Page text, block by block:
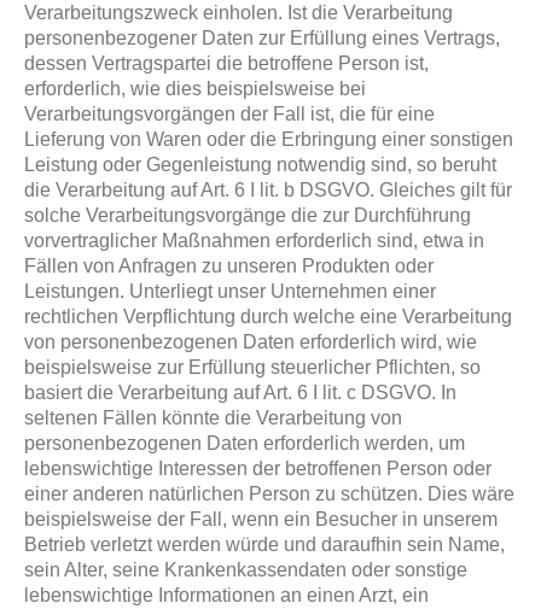
Verarbeitungszweck einholen. Ist die Verarbeitung
personenbezogener Daten zur Erfüllung eines Vertrags,
dessen Vertragspartei die betroffene Person ist,
erforderlich, wie dies beispielsweise bei
Verarbeitungsvorgängen der Fall ist, die für eine
Lieferung von Waren oder die Erbringung einer sonstigen
Leistung oder Gegenleistung notwendig sind, so beruht
die Verarbeitung auf Art. 6 I lit. b DSGVO. Gleiches gilt für
solche Verarbeitungsvorgänge die zur Durchführung
vorvertraglicher Maßnahmen erforderlich sind, etwa in
Fällen von Anfragen zu unseren Produkten oder
Leistungen. Unterliegt unser Unternehmen einer
rechtlichen Verpflichtung durch welche eine Verarbeitung
von personenbezogenen Daten erforderlich wird, wie
beispielsweise zur Erfüllung steuerlicher Pflichten, so
basiert die Verarbeitung auf Art. 6 I lit. c DSGVO. In
seltenen Fällen könnte die Verarbeitung von
personenbezogenen Daten erforderlich werden, um
lebenswichtige Interessen der betroffenen Person oder
einer anderen natürlichen Person zu schützen. Dies wäre
beispielsweise der Fall, wenn ein Besucher in unserem
Betrieb verletzt werden würde und daraufhin sein Name,
sein Alter, seine Krankenkassendaten oder sonstige
lebenswichtige Informationen an einen Arzt, ein